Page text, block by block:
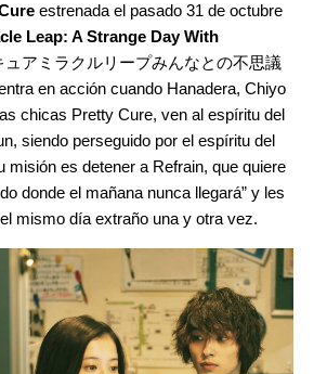
estrenada el pasado 31 de octubre
Leap: A Strange Day With
ュアミラクルリープみんなとの不思議
en acción cuando Hanadera, Chiyo
chicas Pretty Cure, ven al espíritu del
siendo perseguido por el espíritu del
misión es detener a Refrain, que quiere
donde el mañana nunca llegará” y les
mismo día extraño una y otra vez.